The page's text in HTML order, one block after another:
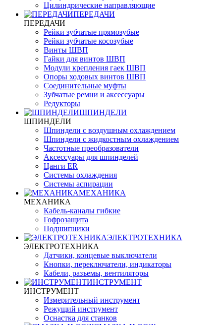
Цилиндрические направляющие
ПЕРЕДАЧИ
ПЕРЕДАЧИ
Рейки зубчатые прямозубые
Рейки зубчатые косозубые
Винты ШВП
Гайки для винтов ШВП
Модули крепления гаек ШВП
Опоры ходовых винтов ШВП
Соединительные муфты
Зубчатые ремни и аксессуары
Редукторы
ШПИНДЕЛИ
ШПИНДЕЛИ
Шпиндели с воздушным охлаждением
Шпиндели с жидкостным охлаждением
Частотные преобразователи
Аксессуары для шпинделей
Цанги ER
Системы охлаждения
Системы аспирации
МЕХАНИКА
МЕХАНИКА
Кабель-каналы гибкие
Гофрозащита
Подшипники
ЭЛЕКТРОТЕХНИКА
ЭЛЕКТРОТЕХНИКА
Датчики, концевые выключатели
Кнопки, переключатели, индикаторы
Кабели, разъемы, вентиляторы
ИНСТРУМЕНТ
ИНСТРУМЕНТ
Измерительный инструмент
Режущий инструмент
Оснастка для станков